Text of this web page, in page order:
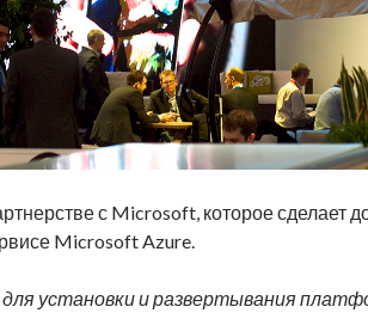
с Microsoft, которое сделает
Microsoft Azure.
установки и развертывания